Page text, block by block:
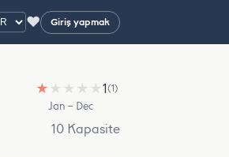
♥ Giriş yapmak
★ ★ ★ ★ ★1(1)
Jan – Dec
10 Kapasite